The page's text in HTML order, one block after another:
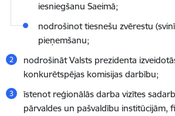
iesniegšanu Saeimā;
nodrošinot tiesnešu zvērestu
pieņemšanu;
nodrošināt Valsts prezidenta
konkurētspējas komisijas darbību;
īstenot reģionālās darba vizītes
pārvaldes un pašvaldību institūcijām,